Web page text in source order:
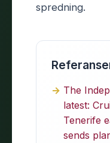
spredning.
The
latest:
Tenerife
sends